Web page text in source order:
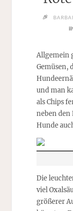
Allgemein
Gemüsen,
und man
als Chips
neben den
Hunde
Die
viel
größerer